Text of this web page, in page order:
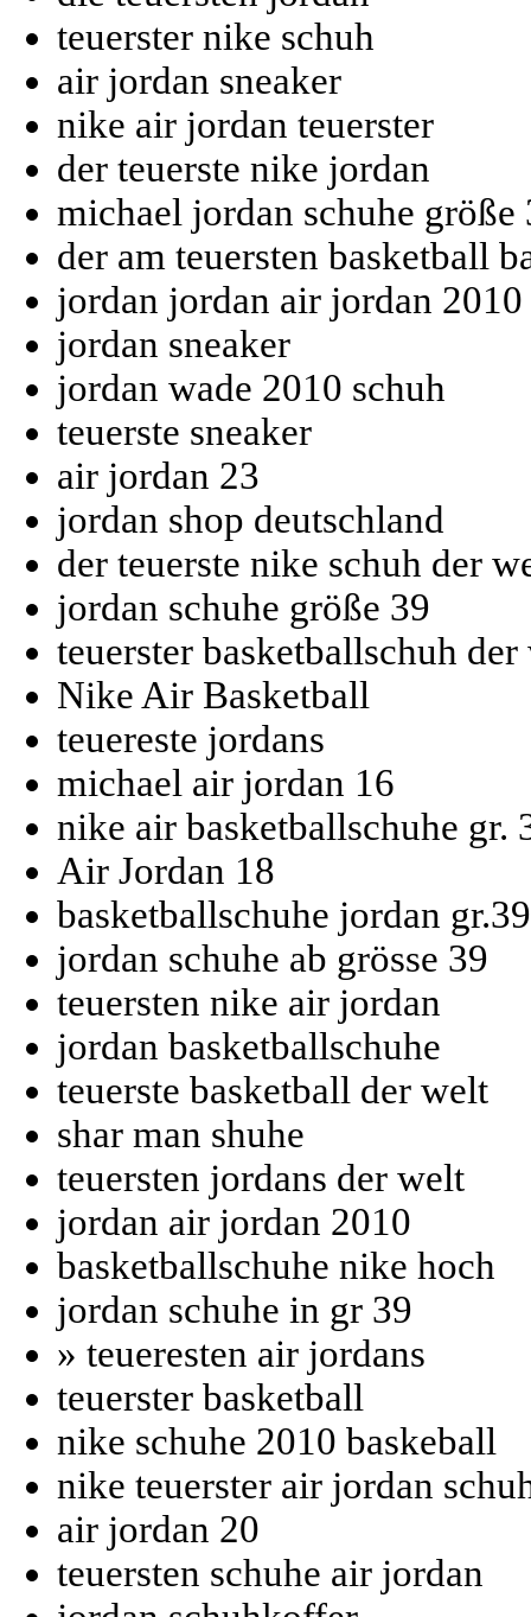
teuerster nike schuh
air jordan sneaker
nike air jordan teuerster
der teuerste nike jordan
michael jordan schuhe größe
der am teuersten basketball
jordan jordan air jordan 2010
jordan sneaker
jordan wade 2010 schuh
teuerste sneaker
air jordan 23
jordan shop deutschland
der teuerste nike schuh der
jordan schuhe größe 39
teuerster basketballschuh
Nike Air Basketball
teuereste jordans
michael air jordan 16
nike air basketballschuhe gr.
Air Jordan 18
basketballschuhe jordan gr.39
jordan schuhe ab grösse 39
teuersten nike air jordan
jordan basketballschuhe
teuerste basketball der welt
shar man shuhe
teuersten jordans der welt
jordan air jordan 2010
basketballschuhe nike hoch
jordan schuhe in gr 39
» teueresten air jordans
teuerster basketball
nike schuhe 2010 baskeball
nike teuerster air jordan
air jordan 20
teuersten schuhe air jordan